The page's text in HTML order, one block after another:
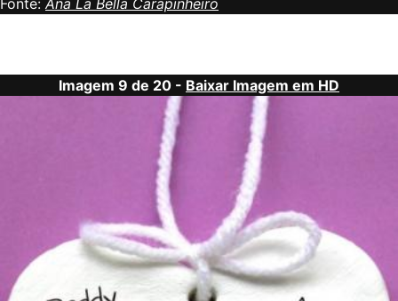
Fonte: Ana La Bella Carapinheiro
Imagem 9 de 20 - Baixar Imagem em HD